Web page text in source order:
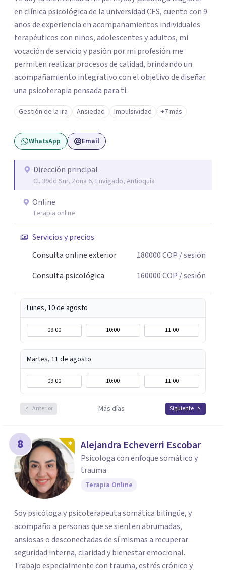
en clínica psicológica de la universidad CES, cuento con 9
años de experiencia en acompañamientos individuales
terapéuticos con niños, adolescentes y adultos, mi
vocación de servicio y pasión por mi profesión me
permiten realizar procesos de calidad, brindando un
acompañamiento integrativo con el objetivo de diseñar
una psicoterapia pensada para ti.
Gestión de la ira Ansiedad Impulsividad +7 más
WhatsApp Email
Dirección principal
Cl. 39dd Sur, Zona 6, Envigado, Antioquia
Online
Terapia online
Servicios y precios
Consulta online exterior
180000COP / sesión
Consulta psicológica
160000COP / sesión
Lunes, 10 de agosto
09:00 10:00 11:00
Martes, 11 de agosto
09:00 10:00 11:00
Anterior Más días Siguiente
8 Alejandra Echeverri Escobar
Psicologa con enfoque somático y
trauma
Terapia Online
Soy psicóloga y psicoterapeuta somática bilingüe, y
acompaño a personas que se sienten abrumadas,
ansiosas o desconectadas de sí mismas a recuperar
seguridad interna, claridad y bienestar emocional.
Trabajo especialmente con trauma, estrés crónico y